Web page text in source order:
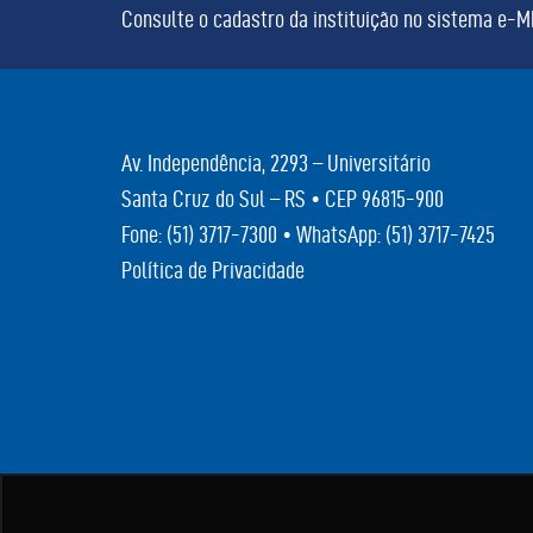
Consulte o cadastro da instituição no sistema e-
Av. Independência, 2293 – Universitário
Santa Cruz do Sul – RS • CEP 96815-900
Fone: (51) 3717-7300 • WhatsApp: (51) 3717-7425
Política de Privacidade